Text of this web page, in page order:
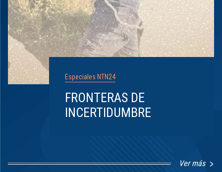
Especiales NTN24
FRONTERAS DE
INCERTIDUMBRE
Ver más